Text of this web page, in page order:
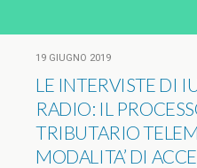
19 GIUGNO 2019
LE INTERVISTE DI
RADIO: IL
TRIBUTARIO
MODALITA’ DI